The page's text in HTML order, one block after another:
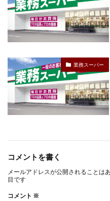
業務スーパー
コメントを書く
メールアドレスが公開されることは
目です
コメント ※